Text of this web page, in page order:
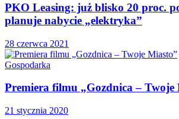
PKO Leasing: już blisko 20 proc.
planuje nabycie „elektryka”
28 czerwca 2021
Gospodarka
Premiera filmu „Gozdnica – Twoje
21 stycznia 2020